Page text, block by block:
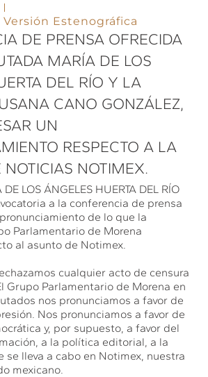
Versión Estenográfica
DE PRENSA OFRECIDA
MARÍA DE LOS
DEL RÍO Y LA
CANO GONZÁLEZ,
UN
RESPECTO A LA
NOTICIAS NOTIMEX.
LOS ÁNGELES HUERTA DEL RÍO
a la conferencia de prensa
de lo que la
Parlamentario de Morena
al asunto de Notimex.
cualquier acto de censura
Grupo Parlamentario de Morena en
nos pronunciamos a favor de
Nos pronunciamos a favor de
y, por supuesto, a favor del
a la política editorial, a la
se lleva a cabo en Notimex, nuestra
mexicano.